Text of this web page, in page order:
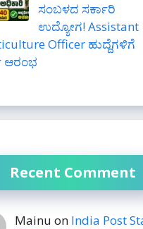
ಸಂಬಳದ ಸರ್ಕಾರಿ
ಉದ್ಯೋಗ! Assistant
Officer ಹುದ್ದೆಗಳಿಗೆ
ಆರಂಭ
Recent Comment
Mainu on India Post